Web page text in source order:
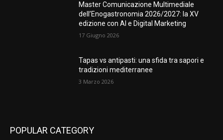
Master Comunicazione Multimediale
dell’Enogastronomia 2026/2027: la XV
edizione con AI e Digital Marketing
17 Giugno 2026
Tapas vs antipasti: una sfida tra sapori e
tradizioni mediterranee
3 Marzo 2026
POPULAR CATEGORY